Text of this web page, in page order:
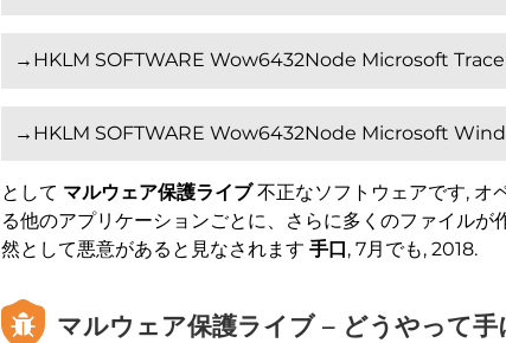
→HKLM SOFTWARE Wow6432Node Microsoft
→HKLM SOFTWARE Wow6432Node Microsoft
として マルウェア保護ライブ不正なソフトウェアです, オ
る他のアプリケーションごとに、さらに多くのファイル
然として悪意があると見なされます 手口 , 7月でも, 2018.
マルウェア保護ライブ – どうやって手